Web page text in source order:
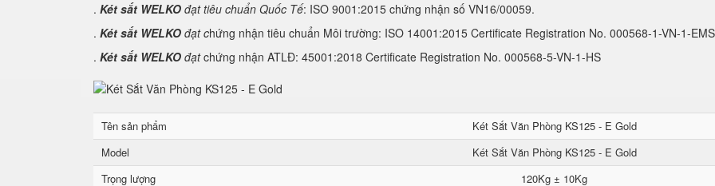
. Két sắt WELKO đạt tiêu chuẩn Quốc Tế: ISO 9001:2015 chứng nhận số VN16/00059.
. Két sắt WELKO đạt chứng nhận tiêu chuẩn Môi trường: ISO 14001:2015 Certificate Registration No. 000568-1-VN-1-EMS
. Két sắt WELKO đạtchứng nhận ATLĐ: 45001:2018 Certificate Registration No. 000568-5-VN-1-HS
Tên sản phẩm
Két Sắt Văn Phòng KS125 - E Gold
Model
Két Sắt Văn Phòng KS125 - E Gold
Trọng lượng
120Kg ± 10Kg